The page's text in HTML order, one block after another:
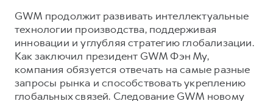
GWM продолжит развивать интеллектуальные
технологии производства, поддерживая
инновации и углубляя стратегию глобализации.
Как заключил президент GWM Фэн Му,
компания обязуется отвечать на самые разные
запросы рынка и способствовать укреплению
глобальных связей. Следование GWM новому